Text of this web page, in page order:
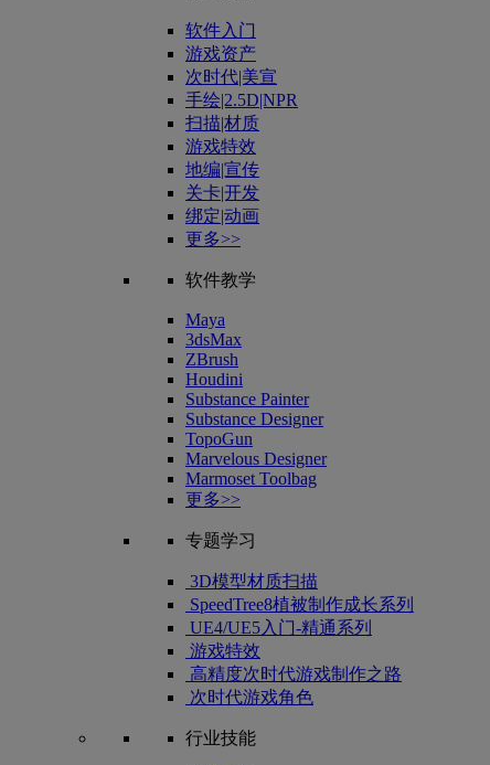
软件入门
游戏资产
次时代|美宣
手绘|2.5D|NPR
扫描|材质
游戏特效
地编|宣传
关卡|开发
绑定|动画
更多>>
软件教学
Maya
3dsMax
ZBrush
Houdini
Substance Painter
Substance Designer
TopoGun
Marvelous Designer
Marmoset Toolbag
更多>>
专题学习
3D模型材质扫描
SpeedTree8植被制作成长系列
UE4/UE5入门-精通系列
游戏特效
高精度次时代游戏制作之路
次时代游戏角色
行业技能